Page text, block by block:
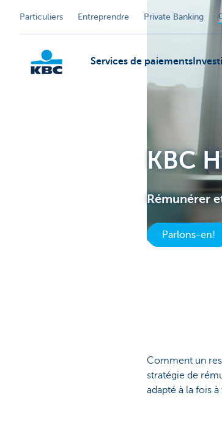
Particuliers Entreprendre Private Banking
Services de paiements
KBC
Rémunérer
Parlons-en!
Comment un
stratégie de
adapté à la fois